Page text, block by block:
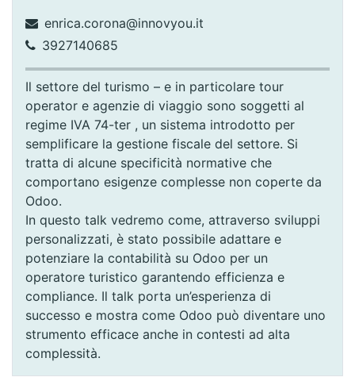
enrica.corona@innovyou.it
3927140685
Il settore del turismo – e in particolare tour
operator e agenzie di viaggio sono soggetti al
regime IVA 74-ter , un sistema introdotto per
semplificare la gestione fiscale del settore. Si
tratta di alcune specificità normative che
comportano esigenze complesse non coperte da
Odoo.
In questo talk vedremo come, attraverso sviluppi
personalizzati, è stato possibile adattare e
potenziare la contabilità su Odoo per un
operatore turistico garantendo efficienza e
compliance. Il talk porta un’esperienza di
successo e mostra come Odoo può diventare uno
strumento efficace anche in contesti ad alta
complessità.